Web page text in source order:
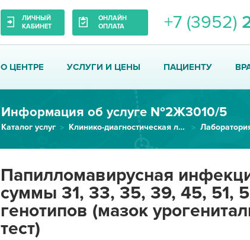
ЛИЧНЫЙ
КАБИНЕТ
ОНЛАЙН
ОПЛАТА
+7 (3952)
О ЦЕНТРЕ УСЛУГИ И ЦЕНЫ ПАЦИЕНТУ
Информация об услуге №2Ж3010/5
Каталог услуг Клинико-диагностическая лаборатория
Папилломавирусная
суммы 31, 33, 35, 39, 45, 51,
генотипов (мазок
тест)